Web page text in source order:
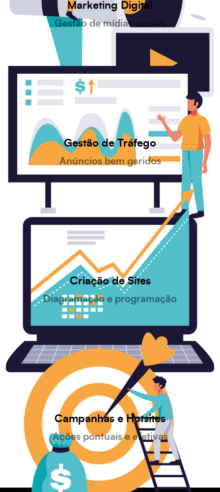
Marketing Digital
Gestão de mídias sociais
Gestão de Tráfego
Anúncios bem geridos
Criação de Sites
Diagramação e programação
Campanhas e Hotsites
Ações pontuais e efetivas